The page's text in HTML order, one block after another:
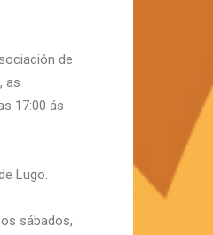
de
as
17:00 ás
Lugo.
sábados,